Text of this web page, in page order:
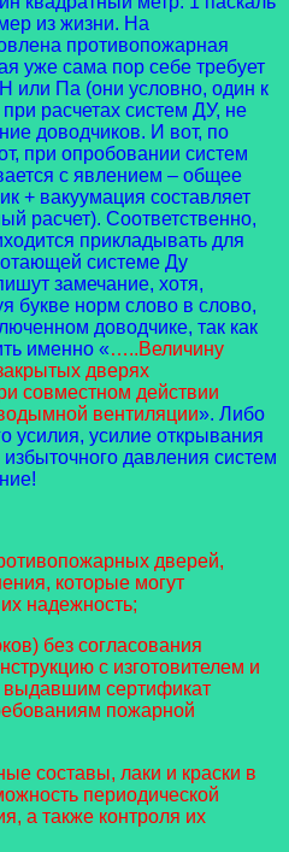
из жизни. На
противопожарная
уже сама пор себе требует
или Па (они условно, один к
расчетах систем ДУ, не
доводчиков. И вот, по
при опробовании систем
с явлением – общее
+ вакуумация составляет
расчет). Соответственно,
прикладывать для
системе Ду
замечание, хотя,
букве норм слово в слово,
доводчике, так как
именно «…..Величину
дверях
совместном действии
вентиляции». Либо
усилия, усилие открывания
давления систем
дверей,
которые могут
надежность;
без согласования
с изготовителем и
выдавшим сертификат
пожарной
составы, лаки и краски в
периодической
а также контроля их